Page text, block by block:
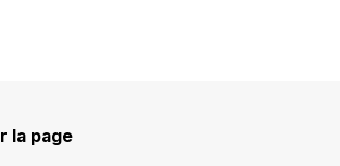
la page